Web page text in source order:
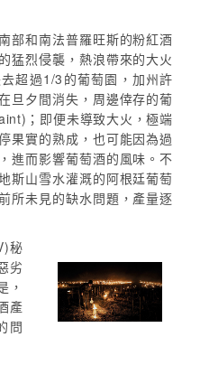
部和南法普羅旺斯的粉紅酒
猛烈侵襲，熱浪帶來的大火
超過1/3的葡萄園，加州許
旦夕間消失，周邊倖存的葡
；即便未導致大火，極端
果實的熟成，也可能因為過
進而影響葡萄酒的風味。不
斯山雪水灌溉的阿根廷葡萄
所未見的缺水問題，產量逐
秘
劣
，
產
問